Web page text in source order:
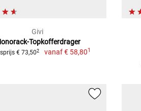
Givi
Topkofferdrager
€ 73,502 vanaf€ 58,801